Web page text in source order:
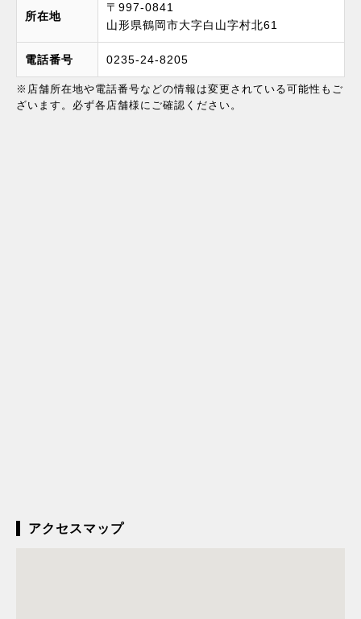
所在地
〒997-0841
山形県鶴岡市大字白山字村北61
電話番号 0235-24-8205
※店舗所在地や電話番号などの情報は変更されている可能性もご
ざいます。必ず各店舗様にご確認ください。
アクセスマップ